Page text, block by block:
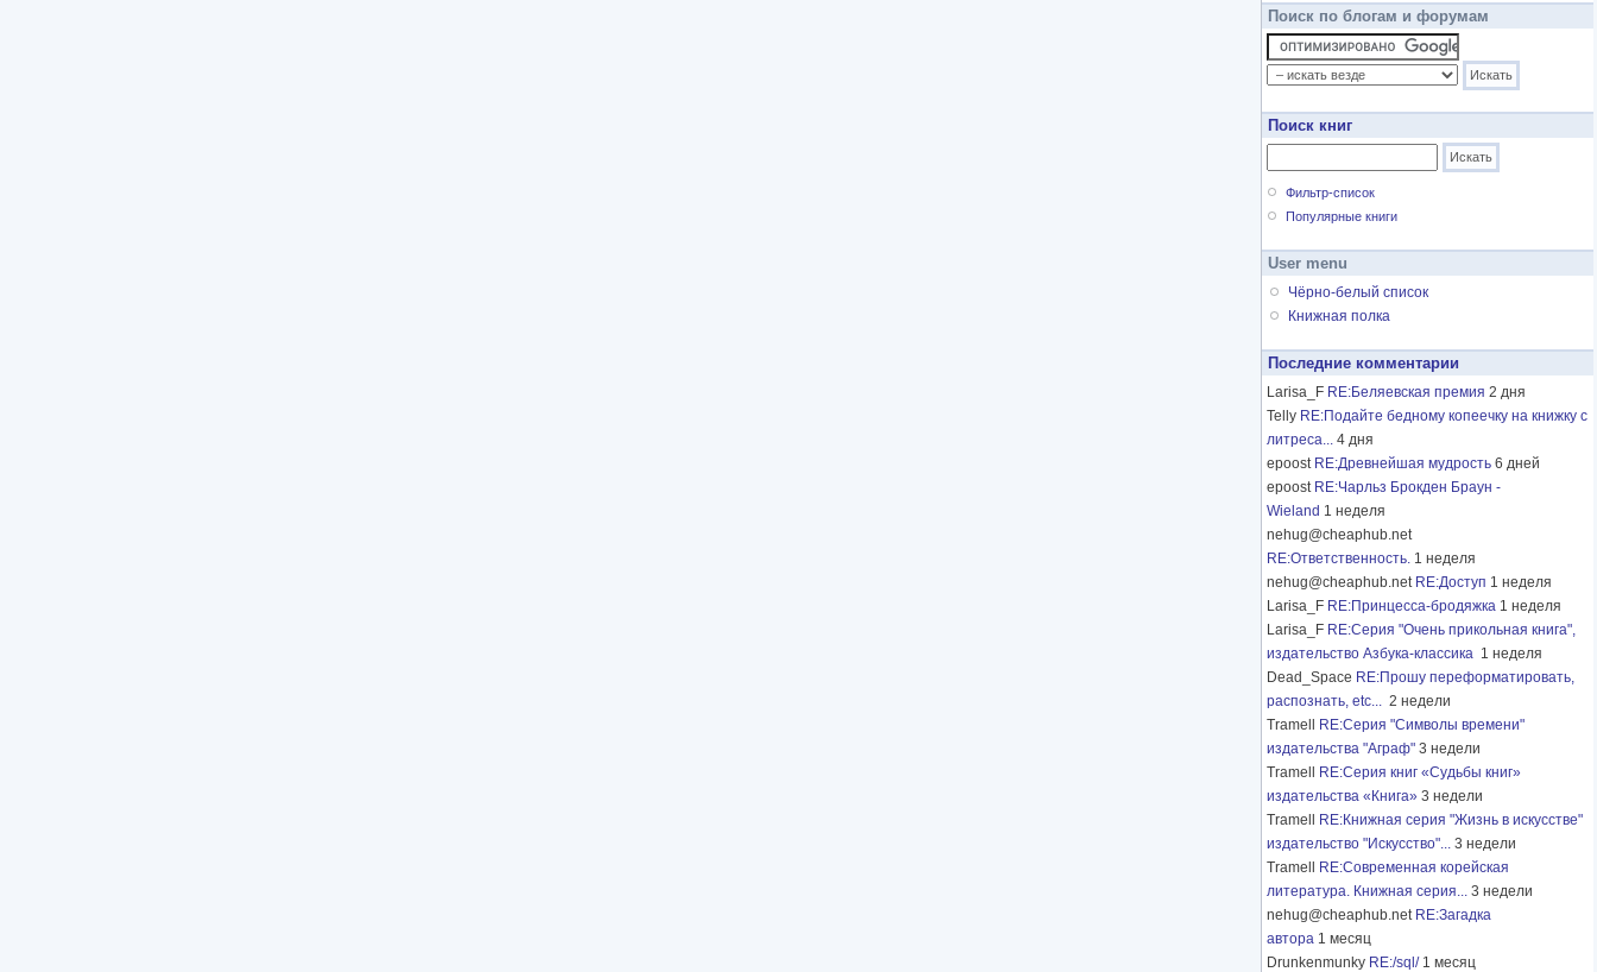
Поиск по блогам и форумам
Поиск книг
Фильтр-список
Популярные книги
User menu
Чёрно-белый список
Книжная полка
Последние комментарии
Larisa_F RE:Беляевская премия 2 дня
Telly RE:Подайте бедному копеечку на книжку с
литреса... 4 дня
epoost RE:Древнейшая мудрость 6 дней
epoost RE:Чарльз Брокден Браун -
Wieland 1 неделя
nehug@cheaphub.net
RE:Ответственность. 1 неделя
nehug@cheaphub.net RE:Доступ 1 неделя
Larisa_F RE:Принцесса-бродяжка 1 неделя
Larisa_F RE:Серия "Очень прикольная книга",
издательство Азбука-классика 1 неделя
Dead_Space RE:Прошу переформатировать,
распознать, etc... 2 недели
Tramell
RE:Серия "Символы времени"
издательства "Аграф" 3 недели
Tramell
RE:Серия книг «Судьбы книг»
издательства «Книга» 3 недели
Tramell
RE:Книжная серия "Жизнь в искусстве"
издательство "Искусство"... 3 недели
Tramell
RE:Современная корейская
литература. Книжная серия... 3 недели
nehug@cheaphub.net RE:Загадка
автора 1 месяц
Drunkenmunky RE:/sql/ 1 месяц